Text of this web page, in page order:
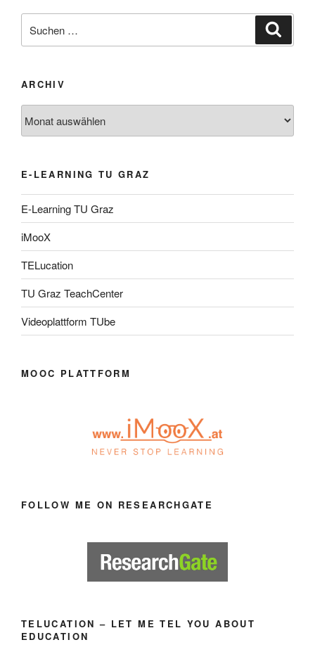
nach:
ARCHIV
E-LEARNING TU GRAZ
E-Learning TU Graz
iMooX
TELucation
TU Graz TeachCenter
Videoplattform TUbe
MOOC PLATTFORM
FOLLOW ME ON RESEARCHGATE
TELUCATION – LET ME TEL YOU ABOUT
EDUCATION